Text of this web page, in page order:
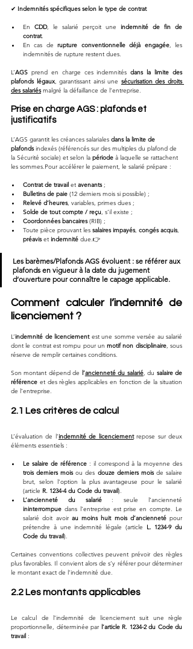
✔ Indemnités spécifiques selon le type de contrat
En CDD, le salarié perçoit une indemnité de fin de
contrat.
En cas de rupture conventionnelle déjà engagée, les
indemnités de rupture restent dues.
L’AGS prend en charge ces indemnités dans la limite des
plafonds légaux, garantissant ainsi une sécurisation des droits
des salariés malgré la défaillance de l’entreprise.
Prise en charge AGS : plafonds et
justificatifs
L’AGS garantit les créances salariales dans la limite de
plafonds indexés (référencés sur des multiples du plafond de
la Sécurité sociale) et selon la période à laquelle se rattachent
les sommes.Pour accélérer le paiement, le salarié prépare :
Contrat de travail et avenants ;
Bulletins de paie (12 derniers mois si possible) ;
Relevé d’heures, variables, primes dues ;
Solde de tout compte / reçu, s’il existe ;
Coordonnées bancaires (RIB) ;
Toute pièce prouvant les salaires impayés, congés acquis,
préavis et indemnité due.👉
Les barèmes/Plafonds AGS évoluent : se référer aux
plafonds en vigueur à la date du jugement
d’ouverture pour connaître le capage applicable.
Comment calculer l’indemnité de
licenciement ?
L’indemnité de licenciement est une somme versée au salarié
dont le contrat est rompu pour un motif non disciplinaire, sous
réserve de remplir certaines conditions.
Son montant dépend de l’ancienneté du salarié, du salaire de
référence et des règles applicables en fonction de la situation
de l’entreprise.
2.1 Les critères de calcul
L’évaluation de l’indemnité de licenciement repose sur deux
éléments essentiels :
Le salaire de référence
trois derniers mois ou des douze derniers mois de salaire
brut, selon l’option la plus avantageuse pour le salarié
(article R. 1234-4 du Code du travail).
L’ancienneté du salarié
ininterrompue dans l’entreprise est prise en compte. Le
salarié doit avoir au moins huit mois d’ancienneté pour
prétendre à une indemnité légale (article
L. 1234-9 du
Code du travail).
Certaines conventions collectives peuvent prévoir des règles
plus favorables. Il convient alors de s’y référer pour déterminer
le montant exact de l’indemnité due.
2.2 Les montants applicables
Le calcul de l’indemnité de licenciement suit une règle
proportionnelle, déterminée par l’article R. 1234-2 du Code du
travail :